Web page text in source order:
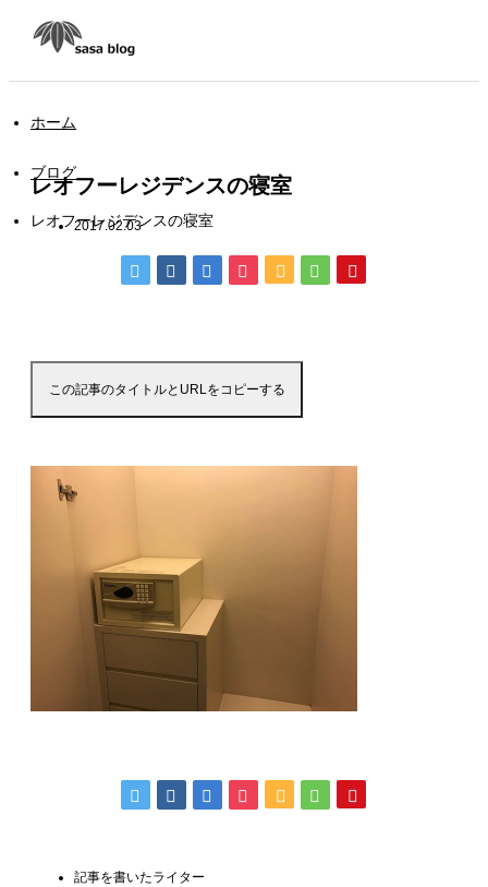
ホーム
ブログ
レオフーレジデンスの寝室
レオフーレジデンスの寝室
2017.02.03
この記事のタイトルとURLをコピーする
記事を書いたライター